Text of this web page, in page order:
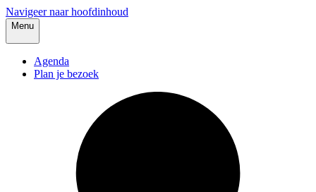
Navigeer naar hoofdinhoud
Menu
Agenda
Plan je bezoek